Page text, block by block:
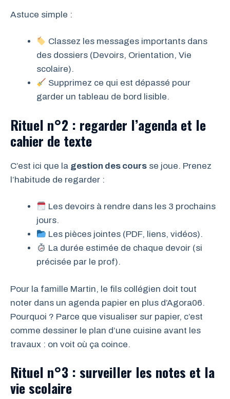
Astuce simple :
Classez les messages importants dans
des dossiers (Devoirs, Orientation, Vie
scolaire).
Supprimez ce qui est dépassé pour
garder un tableau de bord lisible.
Rituel n°2 : regarder l’agenda et le
cahier de texte
C’est ici que la gestion des cours se joue. Prenez
l’habitude de regarder :
Les devoirs à rendre dans les 3 prochains
jours.
Les pièces jointes (PDF, liens, vidéos).
La durée estimée de chaque devoir (si
précisée par le prof).
Pour la famille Martin, le fils collégien doit tout
noter dans un agenda papier en plus d’Agora06.
Pourquoi ? Parce que visualiser sur papier, c’est
comme dessiner le plan d’une cuisine avant les
travaux : on voit où ça coince.
Rituel n°3 : surveiller les notes et la
vie scolaire